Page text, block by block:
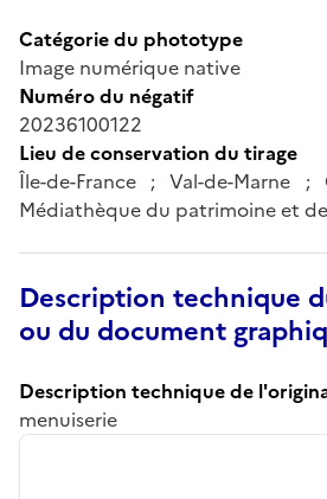
Catégorie du phototype
Image numérique native
Numéro du négatif
20236100122
Lieu de conservation du tirage
Île-de-France ; Val-de-Marne ;
Médiathèque du patrimoine et
Description technique
ou du document
Description technique de
menuiserie